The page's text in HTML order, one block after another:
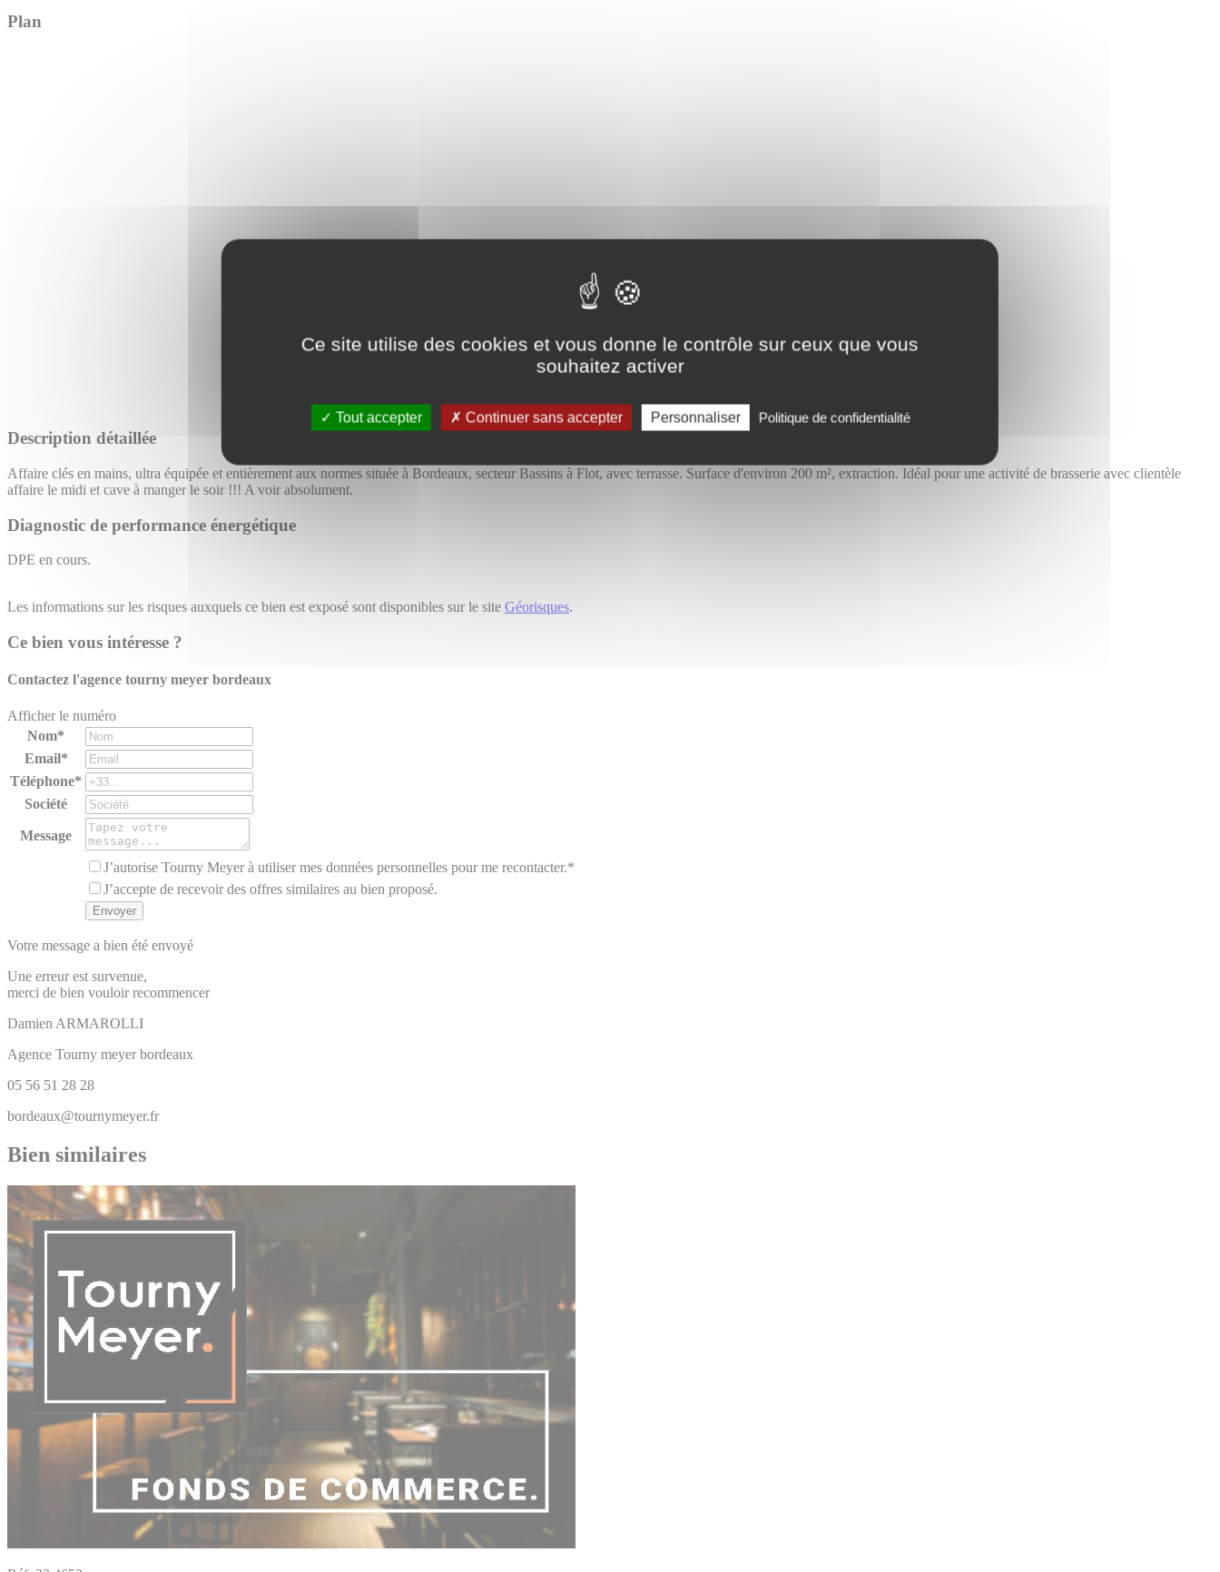
Ce site utilise des cookies et vous donne le contrôle sur ceux que vous
souhaitez activer
Tout accepter Continuer sans accepter Personnaliser Politique de confidentialité
Plan
Description détaillée
Affaire clés en mains, ultra équipée et entièrement aux normes située à Bordeaux, secteur Bassins à Flot, avec terrasse. Surface d'environ 200 m², extraction. Idéal pour une activité de brasserie avec clientèle
affaire le midi et cave à manger le soir !!! A voir absolument.
Diagnostic de performance énergétique
DPE en cours.
Les informations sur les risques auxquels ce bien est exposé sont disponibles sur le site Géorisques.
Ce bien vous intéresse ?
Contactez l'agence tourny meyer bordeaux
Afficher le numéro
Nom*
Email*
Téléphone*
Société
Message
J’autorise Tourny Meyer à utiliser mes données personnelles pour me recontacter.*
J’accepte de recevoir des offres similaires au bien proposé.
Votre message a bien été envoyé
Une erreur est survenue,
merci de bien vouloir recommencer
Damien ARMAROLLI
Agence Tourny meyer bordeaux
05 56 51 28 28
bordeaux@tournymeyer.fr
Bien similaires